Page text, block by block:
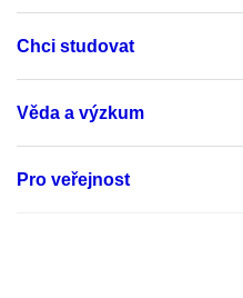
Chci studovat
Věda a výzkum
Pro veřejnost